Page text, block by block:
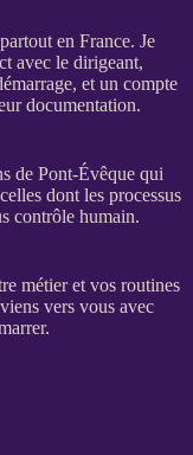
en France. Je
avec le dirigeant,
et un compte
documentation.
de Pont-Évêque qui
dont les processus
contrôle humain.
métier et vos routines
vers vous avec